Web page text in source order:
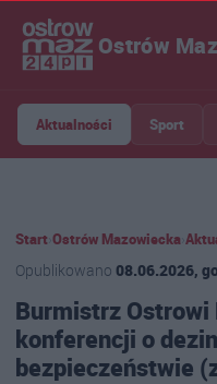
Ostrów
Aktualności Sport
Start Ostrów Mazowiecka
Opublikowano 08.06.2026,
Burmistrz
konferencji o
bezpieczeństwie